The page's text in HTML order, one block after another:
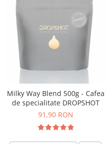
Milky Way Blend 500g - Cafea
de specialitate DROPSHOT
91,90 RON